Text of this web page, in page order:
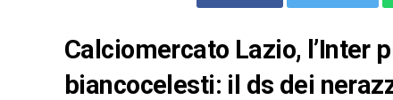
Calciomercato Lazio, l’Inter
biancocelesti: il ds dei